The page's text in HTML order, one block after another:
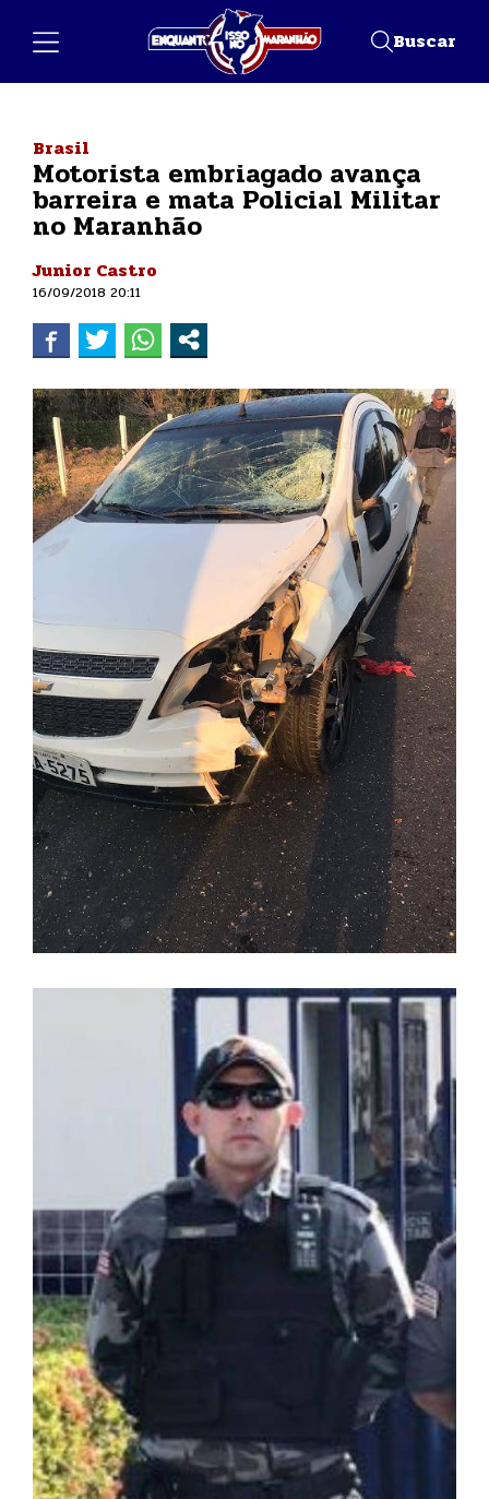
Buscar
Brasil
Motorista embriagado avança
barreira e mata Policial Militar
no Maranhão
Junior Castro
16/09/2018 20:11